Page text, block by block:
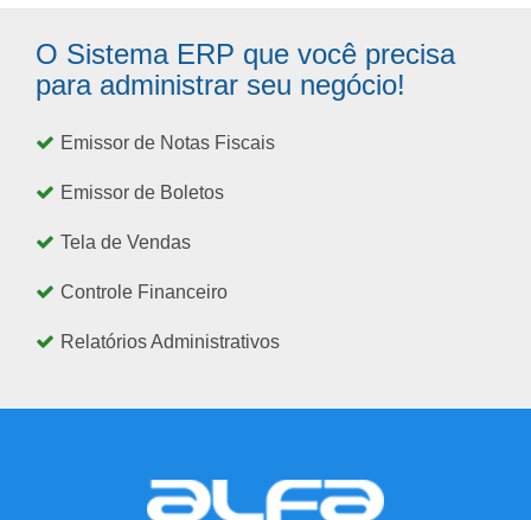
O Sistema ERP que você precisa
para administrar seu negócio!
Emissor de Notas Fiscais
Emissor de Boletos
Tela de Vendas
Controle Financeiro
Relatórios Administrativos